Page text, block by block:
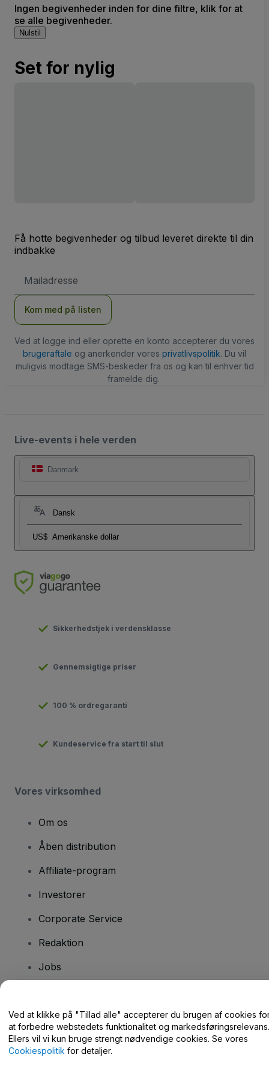
Ingen begivenheder inden for dine filtre, klik for at
se alle begivenheder.
Nulstil
Set for nylig
Få hotte begivenheder og tilbud leveret direkte til din
indbakke
adresse
Kom med på listen
Ved at logge ind eller oprette en konto accepterer du vores
brugeraftale og anerkender vores privatlivspolitik. Du vil
muligvis modtage SMS-beskeder fra os og kan til enhver tid
framelde dig.
Live-events i hele verden
Danmark
Dansk
US$ Amerikanske dollar
Sikkerhedstjek i verdensklasse
Gennemsigtige priser
100 % ordregaranti
Kundeservice fra start til slut
Vores virksomhed
Om os
Åben distribution
Affiliate-program
Investorer
Corporate Service
Redaktion
Jobs
Har du spørgsmål?
Hjælpecenter / Kontakt os
Ved at klikke på "Tillad alle" accepterer du brugen af cookies
at forbedre webstedets funktionalitet og markedsføringsrelevans.
Ellers vil vi kun bruge strengt nødvendige cookies. Se vores
Cookiespolitik for detaljer.